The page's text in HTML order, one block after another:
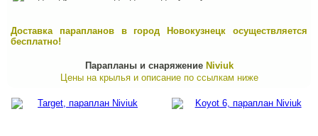
Доставка парапланов в город Новокузнецк осуществляется
бесплатно!
Парапланы и снаряжение Niviuk
Цены на крылья и описание по ссылкам ниже